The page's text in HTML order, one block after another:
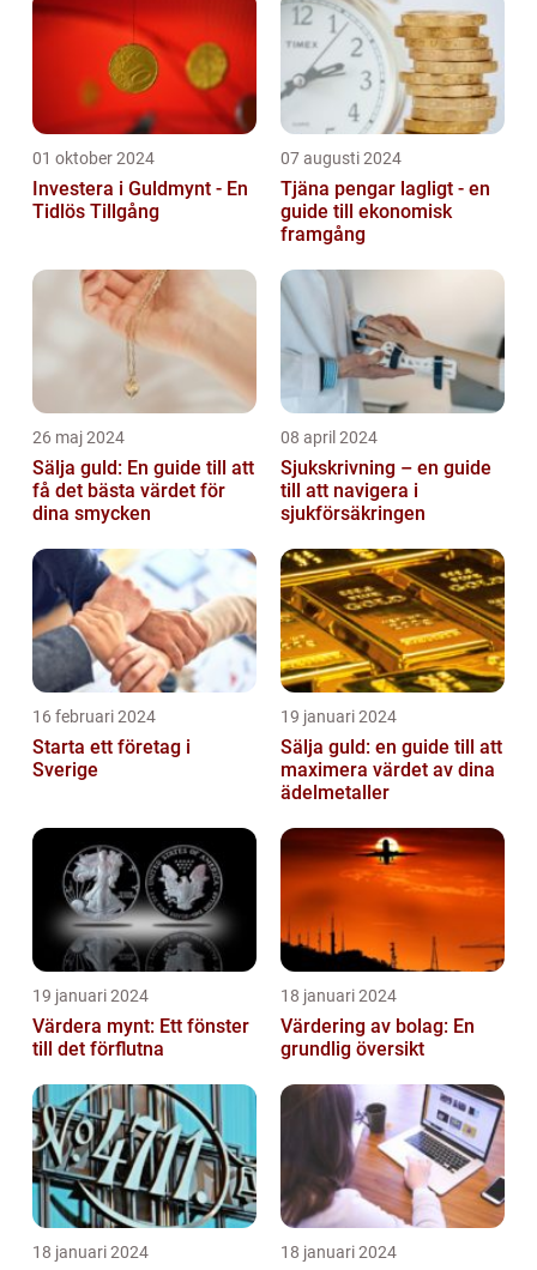
01 oktober 2024
Investera i Guldmynt - En
Tidlös Tillgång
07 augusti 2024
Tjäna pengar lagligt - en
guide till ekonomisk
framgång
26 maj 2024
Sälja guld: En guide till att
få det bästa värdet för
dina smycken
08 april 2024
Sjukskrivning – en guide
till att navigera i
sjukförsäkringen
16 februari 2024
Starta ett företag i
Sverige
19 januari 2024
Sälja guld: en guide till att
maximera värdet av dina
ädelmetaller
19 januari 2024
Värdera mynt: Ett fönster
till det förflutna
18 januari 2024
Värdering av bolag: En
grundlig översikt
18 januari 2024 18 januari 2024